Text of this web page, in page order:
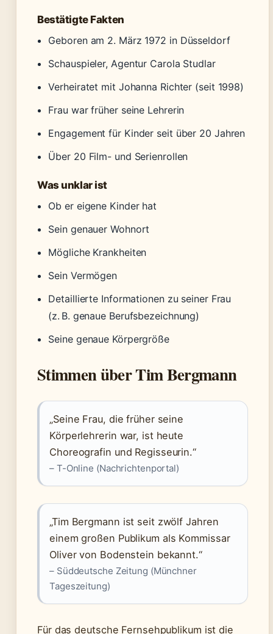
Bestätigte Fakten
Geboren am 2. März 1972 in Düsseldorf
Schauspieler, Agentur Carola Studlar
Verheiratet mit Johanna Richter (seit 1998)
Frau war früher seine Lehrerin
Engagement für Kinder seit über 20 Jahren
Über 20 Film- und Serienrollen
Was unklar ist
Ob er eigene Kinder hat
Sein genauer Wohnort
Mögliche Krankheiten
Sein Vermögen
Detaillierte Informationen zu seiner Frau
(z. B. genaue Berufsbezeichnung)
Seine genaue Körpergröße
Stimmen über Tim Bergmann
„Seine Frau, die früher seine
Körperlehrerin war, ist heute
Choreografin und Regisseurin.“
– T-Online (Nachrichtenportal)
„Tim Bergmann ist seit zwölf Jahren
einem großen Publikum als Kommissar
Oliver von Bodenstein bekannt.“
– Süddeutsche Zeitung (Münchner
Tageszeitung)
Für das deutsche Fernsehpublikum ist die